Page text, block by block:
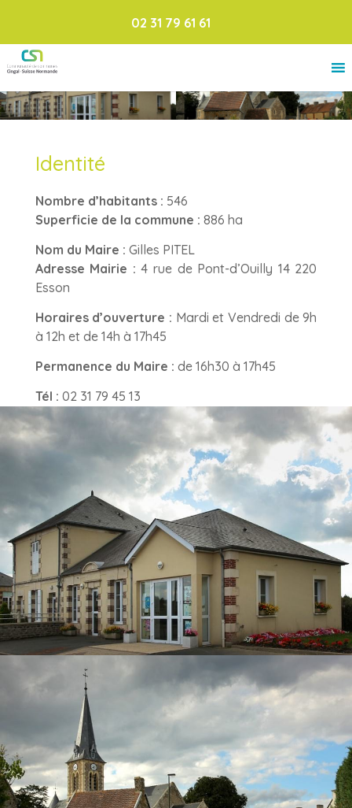
02 31 79 61 61
Identité
Nombre d’habitants : 546
Superficie de la commune : 886 ha
Nom du Maire : Gilles PITEL
Adresse Mairie : 4 rue de Pont-d’Ouilly 14 220
Esson
Horaires d’ouverture : Mardi et Vendredi de 9h
à 12h et de 14h à 17h45
Permanence du Maire : de 16h30 à 17h45
Tél : 02 31 79 45 13